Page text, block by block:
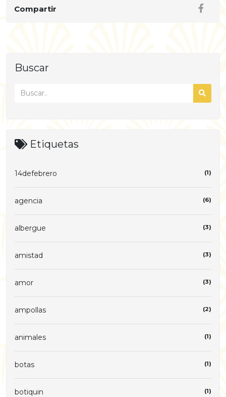
Compartir
Buscar
Etiquetas
14defebrero (1)
agencia (6)
albergue (3)
amistad (3)
amor (3)
ampollas (2)
animales (1)
botas (1)
botiquin (1)